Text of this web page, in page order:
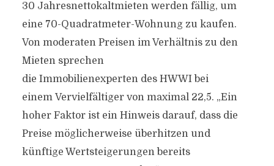
30 Jahresnettokaltmieten werden fällig, um
eine 70-Quadratmeter-Wohnung zu kaufen.
Von moderaten Preisen im Verhältnis zu den
Mieten sprechen
die Immobilienexperten des HWWI bei
einem Vervielfältiger von maximal 22,5. „Ein
hoher Faktor ist ein Hinweis darauf, dass die
Preise möglicherweise überhitzen und
künftige Wertsteigerungen bereits